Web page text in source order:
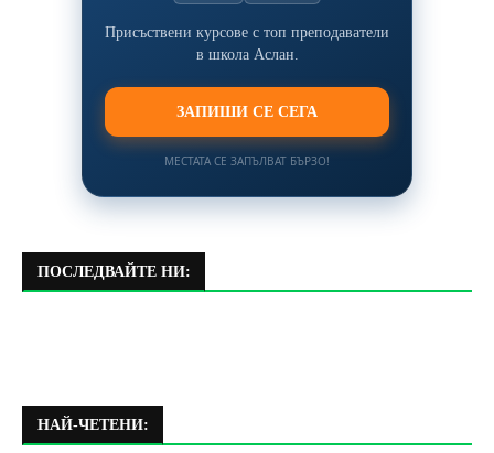
Присъствени курсове с топ преподаватели
в школа Аслан.
ЗАПИШИ СЕ СЕГА
МЕСТАТА СЕ ЗАПЪЛВАТ БЪРЗО!
ПОСЛЕДВАЙТЕ НИ:
НАЙ-ЧЕТЕНИ: